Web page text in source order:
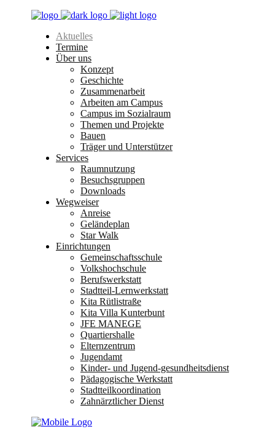
Aktuelles
Termine
Über uns
Konzept
Geschichte
Zusammenarbeit
Arbeiten am Campus
Campus im Sozialraum
Themen und Projekte
Bauen
Träger und Unterstützer
Services
Raumnutzung
Besuchsgruppen
Downloads
Wegweiser
Anreise
Geländeplan
Star Walk
Einrichtungen
Gemeinschaftsschule
Volkshochschule
Berufswerkstatt
Stadtteil-Lernwerkstatt
Kita Rütlistraße
Kita Villa Kunterbunt
JFE MANEGE
Quartiershalle
Elternzentrum
Jugendamt
Kinder- und Jugend-gesundheitsdienst
Pädagogische Werkstatt
Stadtteilkoordination
Zahnärztlicher Dienst